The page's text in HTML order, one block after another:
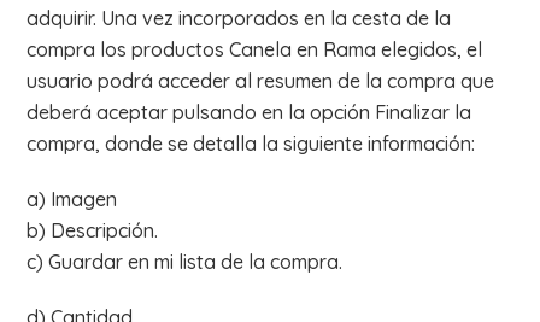
adquirir. Una vez incorporados en la cesta de la
compra los productos Canela en Rama elegidos, el
usuario podrá acceder al resumen de la compra que
deberá aceptar pulsando en la opción Finalizar la
compra, donde se detalla la siguiente información:
a) Imagen
b) Descripción.
c) Guardar en mi lista de la compra.
d) Cantidad.